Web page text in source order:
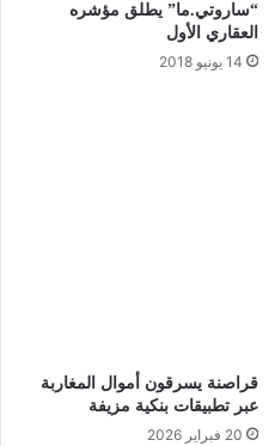
“ساروتي.ما” يطلق مؤشره
العقاري الأول
14 يونيو 2018
قراصنة يسرقون أموال المغاربة
عبر تطبيقات بنكية مزيفة
20 فبراير 2026